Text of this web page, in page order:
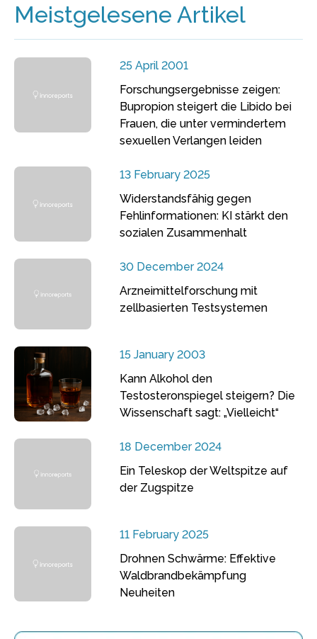
Meistgelesene Artikel
25 April 2001
Forschungsergebnisse zeigen:
Bupropion steigert die Libido bei
Frauen, die unter vermindertem
sexuellen Verlangen leiden
13 February 2025
Widerstandsfähig gegen
Fehlinformationen: KI stärkt den
sozialen Zusammenhalt
30 December 2024
Arzneimittelforschung mit
zellbasierten Testsystemen
15 January 2003
Kann Alkohol den
Testosteronspiegel steigern? Die
Wissenschaft sagt: „Vielleicht“
18 December 2024
Ein Teleskop der Weltspitze auf
der Zugspitze
11 February 2025
Drohnen Schwärme: Effektive
Waldbrandbekämpfung
Neuheiten